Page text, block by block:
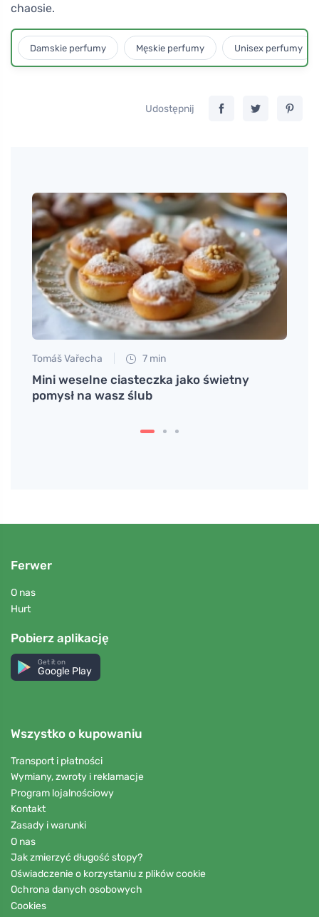
chaosie.
Damskie perfumy Męskie perfumy Unisex perfumy
Udostępnij
Tomáš Vařecha 7 min
Mini weselne ciasteczka jako świetny
pomysł na wasz ślub
Ferwer
O nas
Hurt
Pobierz aplikację
Get it on
Google Play
Wszystko o kupowaniu
Transport i płatności
Wymiany, zwroty i reklamacje
Program lojalnościowy
Kontakt
Zasady i warunki
O nas
Jak zmierzyć długość stopy?
Oświadczenie o korzystaniu z plików cookie
Ochrona danych osobowych
Cookies